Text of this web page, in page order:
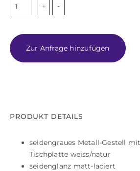
LEGNA
Menge
Zur Anfrage hinzufügen
PRODUKT DETAILS
seidengraues Metall-Gestell
Tischplatte weiss/natur
seidenglanz matt-laciert